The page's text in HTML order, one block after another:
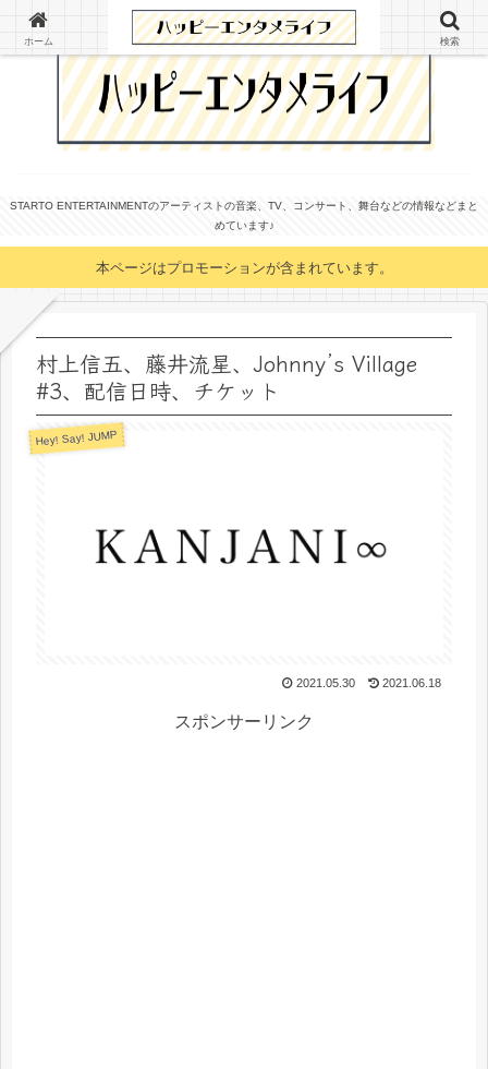
STARTO ENTERTAINMENTのアーティストの音楽、TV、コンサート、舞台などの情報などまと
めています♪
本ページはプロモーションが含まれています。
村上信五、藤井流星、Johnny’s Village
#3、配信日時、チケット
Hey! Say! JUMP
2021.05.30 2021.06.18
スポンサーリンク
ホーム 検索